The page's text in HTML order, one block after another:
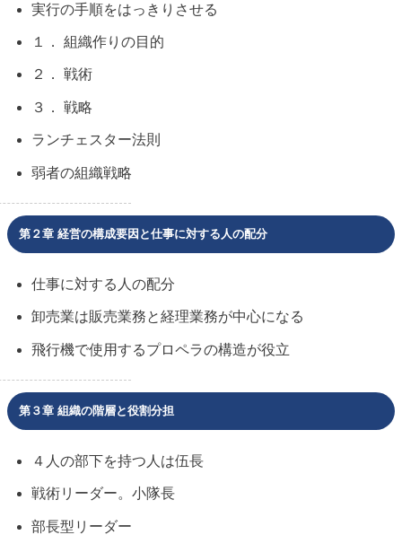
実行の手順をはっきりさせる
１． 組織作りの目的
２． 戦術
３． 戦略
ランチェスター法則
弱者の組織戦略
第２章 経営の構成要因と仕事に対する人の配分
仕事に対する人の配分
卸売業は販売業務と経理業務が中心になる
飛行機で使用するプロペラの構造が役立
第３章 組織の階層と役割分担
４人の部下を持つ人は伍長
戦術リーダー。小隊長
部長型リーダー